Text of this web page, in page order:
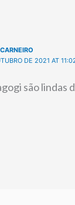
DE 2021 AT
são lindas